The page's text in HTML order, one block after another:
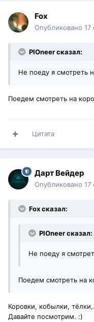
Fox
Опубликовано 17
PIOneer сказал:
Не поеду я смотреть
Поедем смотреть на
Цитата
Дарт Вейдер
Опубликовано 17
Fox сказал:
PIOneer сказал:
Не поеду я
Поедем смотреть на
Коровки, кобылки,
Давайте посмотрим. :)